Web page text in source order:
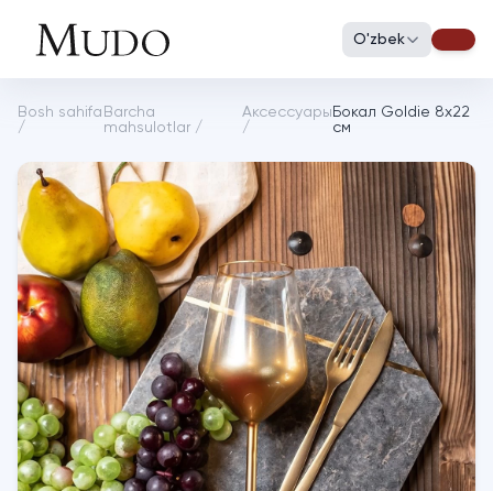
O'zbek
Bosh sahifa
/
Barcha
mahsulotlar /
Аксессуары
/
Бокал Goldie 8х22
см